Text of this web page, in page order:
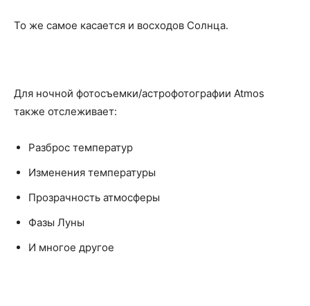
То же самое касается и восходов Солнца.
Для ночной фотосъемки/астрофотографии Atmos
также отслеживает:
Разброс температур
Изменения температуры
Прозрачность атмосферы
Фазы Луны
И многое другое